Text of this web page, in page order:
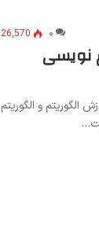
۰ 26,570
نویسی
و الگوریتم